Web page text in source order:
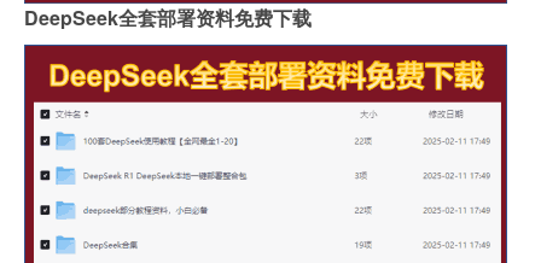
DeepSeek全套部署资料免费下载